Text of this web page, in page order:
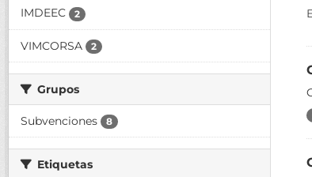
IMDEEC 2
VIMCORSA 2
Grupos
Subvenciones 8
Etiquetas